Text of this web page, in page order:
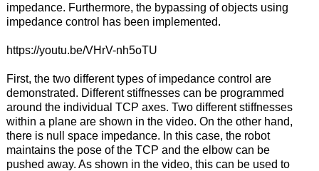
impedance. Furthermore, the bypassing of objects using
impedance control has been implemented.
https://youtu.be/VHrV-nh5oTU
First, the two different types of impedance control are
demonstrated. Different stiffnesses can be programmed
around the individual TCP axes. Two different stiffnesses
within a plane are shown in the video. On the other hand,
there is null space impedance. In this case, the robot
maintains the pose of the TCP and the elbow can be
pushed away. As shown in the video, this can be used to